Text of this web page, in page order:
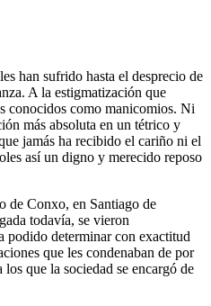
han sufrido hasta el desprecio de
A la estigmatización que
conocidos como manicomios. Ni
más absoluta en un tétrico y
jamás ha recibido el cariño ni el
así un digno y merecido reposo
de Conxo, en Santiago de
todavía, se vieron
podido determinar con exactitud
que les condenaban de por
que la sociedad se encargó de